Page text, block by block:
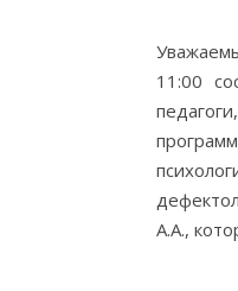
11:00
А.А.,